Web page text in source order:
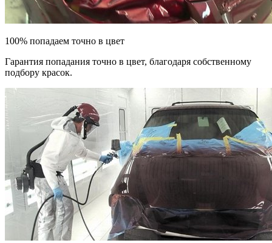
100% попадаем точно в цвет
Гарантия попадания точно в цвет, благодаря собственному
подбору красок.